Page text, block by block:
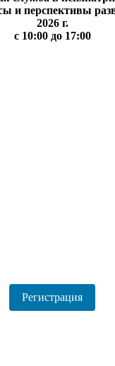
и перспективы
2026 г.
с 10:00 до 17:00
Регистрация